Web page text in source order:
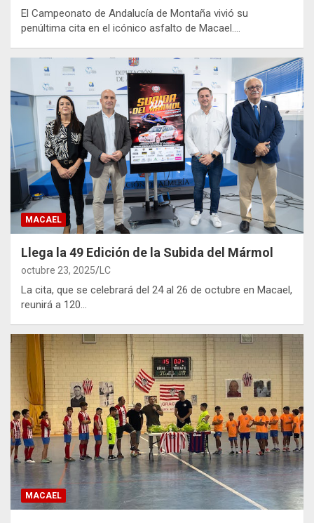
El Campeonato de Andalucía de Montaña vivió su
penúltima cita en el icónico asfalto de Macael.…
MACAEL
Llega la 49 Edición de la Subida del Mármol
octubre 23, 2025 LC
La cita, que se celebrará del 24 al 26 de octubre en Macael,
reunirá a 120…
MACAEL